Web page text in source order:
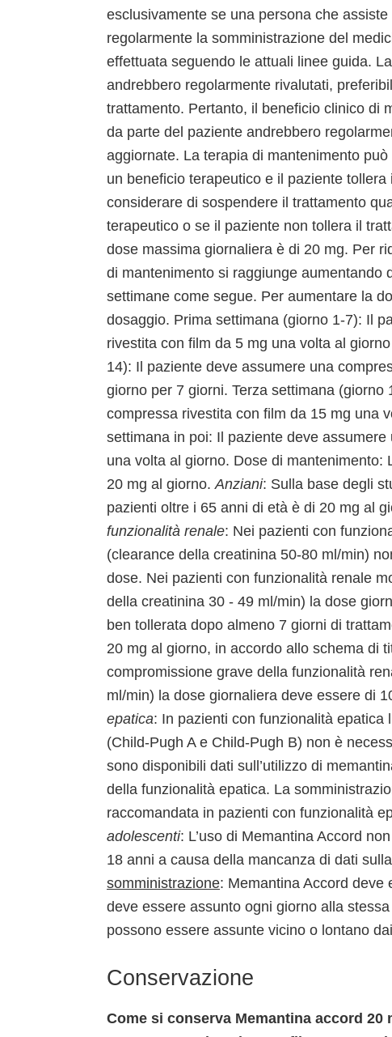
esclusivamente se una persona che
regolarmente la somministrazione del
effettuata seguendo le attuali linee guida.
andrebbero regolarmente rivalutati,
trattamento. Pertanto, il beneficio clinico di
da parte del paziente andrebbero
aggiornate. La terapia di mantenimento
un beneficio terapeutico e il paziente
considerare di sospendere il trattamento
terapeutico o se il paziente non tollera il
dose massima giornaliera è di 20 mg. Per
di mantenimento si raggiunge aumentando
settimane come segue. Per aumentare la
dosaggio. Prima settimana (giorno 1-7): Il
rivestita con film da 5 mg una volta al
14): Il paziente deve assumere una
giorno per 7 giorni. Terza settimana
compressa rivestita con film da 15 mg una
settimana in poi: Il paziente deve
una volta al giorno. Dose di
20 mg al giorno. Anziani: Sulla base degli
pazienti oltre i 65 anni di età è di 20 mg al
funzionalità renale: Nei pazienti con
(clearance della creatinina 50-80 ml/min)
dose. Nei pazienti con funzionalità renale
della creatinina 30 - 49 ml/min) la dose
ben tollerata dopo almeno 7 giorni di
20 mg al giorno, in accordo allo schema di
compromissione grave della funzionalità
ml/min) la dose giornaliera deve essere di
epatica: In pazienti con funzionalità
(Child-Pugh A e Child-Pugh B) non è
sono disponibili dati sull’utilizzo di
della funzionalità epatica. La
raccomandata in pazienti con funzionalità
adolescenti: L’uso di Memantina Accord
18 anni a causa della mancanza di dati
somministrazione: Memantina Accord deve
deve essere assunto ogni giorno alla
possono essere assunte vicino o lontano
Conservazione
Come si conserva Memantina accord